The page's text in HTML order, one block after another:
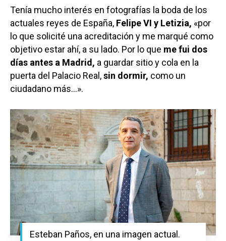
Tenía mucho interés en fotografías la boda de los
actuales reyes de España, Felipe VI y Letizia, «por
lo que solicité una acreditación y me marqué como
objetivo estar ahí, a su lado. Por lo que me fui dos
días antes a Madrid, a guardar sitio y cola en la
puerta del Palacio Real,sin dormir, como un
ciudadano más…».
Esteban Paños, en una imagen actual.